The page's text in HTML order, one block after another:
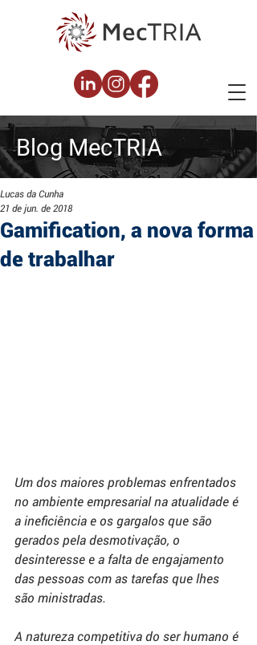
Blog MecTRIA
Gamification, a nova forma
de trabalhar
Lucas da Cunha
21 de jun. de 2018
Um dos maiores problemas enfrentados
no ambiente empresarial na atualidade é
a ineficiência e os gargalos que são
gerados pela desmotivação, o
desinteresse e a falta de engajamento
das pessoas com as tarefas que lhes
são ministradas.
A natureza competitiva do ser humano é